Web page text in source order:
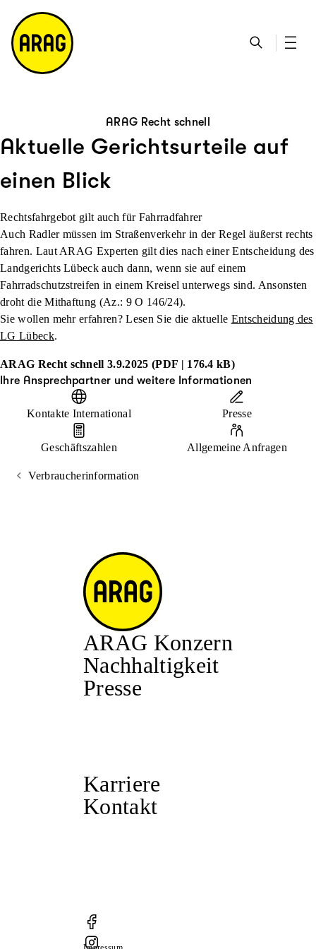
h
e
ta
k
ts
ei
te
e
m
a
p
ARAG Recht schnell
Aktuelle Gerichtsurteile auf
einen Blick
Rechtsfahrgebot gilt auch für Fahrradfahrer
Auch Radler müssen im Straßenverkehr in der Regel äußerst rechts
fahren. Laut ARAG Experten gilt dies nach einer Entscheidung des
Landgerichts Lübeck auch dann, wenn sie auf einem
Fahrradschutzstreifen in einem Kreisel unterwegs sind. Ansonsten
droht die Mithaftung (Az.: 9 O 146/24).
Sie wollen mehr erfahren? Lesen Sie die aktuelle Entscheidung des
LG Lübeck.
ARAG Recht schnell 3.9.2025 (PDF | 176.4 kB)
Ihre Ansprechpartner und weitere Informationen
Kontakte International Presse
Geschäftszahlen Allgemeine Anfragen
Verbraucherinformation
ARAG Konzern
Nachhaltigkeit
Presse
Karriere
Kontakt